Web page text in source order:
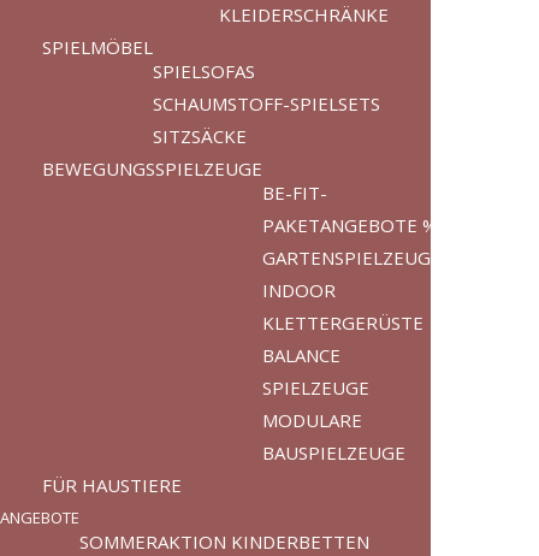
KLEIDERSCHRÄNKE
SPIELMÖBEL
SPIELSOFAS
SCHAUMSTOFF-SPIELSETS
SITZSÄCKE
BEWEGUNGSSPIELZEUGE
BE-FIT-
PAKETANGEBOTE %
GARTENSPIELZEUGE
INDOOR
KLETTERGERÜSTE
BALANCE
SPIELZEUGE
MODULARE
BAUSPIELZEUGE
FÜR HAUSTIERE
ANGEBOTE
SOMMERAKTION KINDERBETTEN